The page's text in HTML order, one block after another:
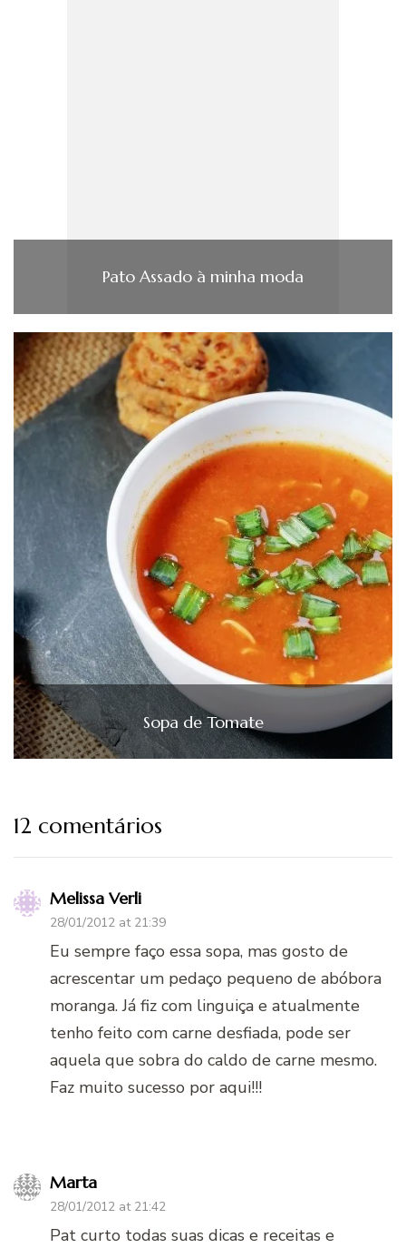
Pato Assado à minha moda
Sopa de Tomate
12 comentários
Melissa Verli
28/01/2012 at 21:39
Eu sempre faço essa sopa, mas gosto de
acrescentar um pedaço pequeno de abóbora
moranga. Já fiz com linguiça e atualmente
tenho feito com carne desfiada, pode ser
aquela que sobra do caldo de carne mesmo.
Faz muito sucesso por aqui!!!
Marta
28/01/2012 at 21:42
Pat curto todas suas dicas e receitas e